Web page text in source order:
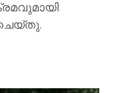
ചെയ്തു.